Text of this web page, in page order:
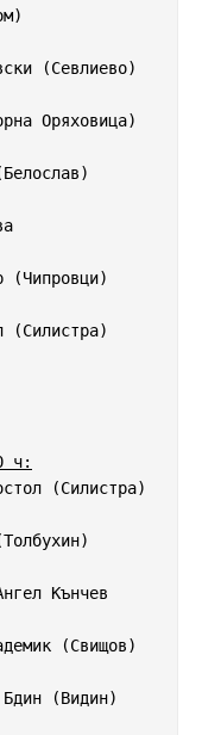
(Севлиево)
Оряховица)
(Чипровци)
(Силистра)
ч:
(Силистра)
Кънчев
(Свищов)
(Видин)